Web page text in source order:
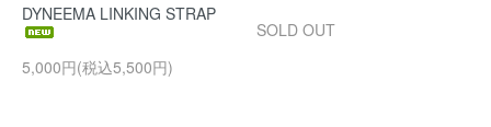
DYNEEMA LINKING STRAP
5,000円(税込5,500円)
SOLD OUT